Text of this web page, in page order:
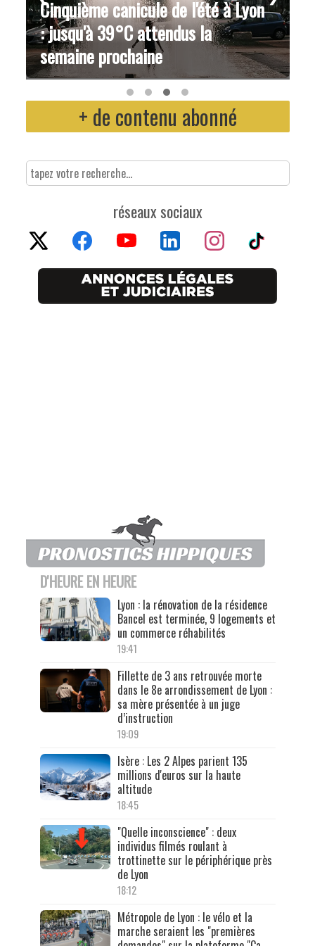
Cinquième canicule de l'été à Lyon
: jusqu'à 39°C attendus la
semaine prochaine
+ de contenu abonné
réseaux sociaux
D'HEURE EN HEURE
Lyon : la rénovation de la résidence
Bancel est terminée, 9 logements et
un commerce réhabilités
19:41
Fillette de 3 ans retrouvée morte
dans le 8e arrondissement de Lyon :
sa mère présentée à un juge
d’instruction
19:09
Isère : Les 2 Alpes parient 135
millions d'euros sur la haute
altitude
18:45
"Quelle inconscience" : deux
individus filmés roulant à
trottinette sur le périphérique près
de Lyon
18:12
Métropole de Lyon : le vélo et la
marche seraient les "premières